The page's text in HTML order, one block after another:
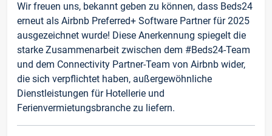
Wir freuen uns, bekannt geben zu können, dass Beds24
erneut als Airbnb Preferred+ Software Partner für 2025
ausgezeichnet wurde! Diese Anerkennung spiegelt die
starke Zusammenarbeit zwischen dem #Beds24-Team
und dem Connectivity Partner-Team von Airbnb wider,
die sich verpflichtet haben, außergewöhnliche
Dienstleistungen für Hotellerie und
Ferienvermietungsbranche zu liefern.